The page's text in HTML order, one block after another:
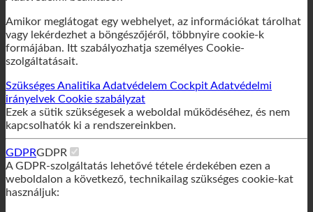
Amikor meglátogat egy webhelyet, az információkat tárolhat
vagy lekérdezhet a böngészőjéről, többnyire cookie-k
formájában. Itt szabályozhatja személyes Cookie-
SzükségesAnalitikaAdatvédelem Cockpit
irányelvekCookie szabályzat
Ezek a sütik szükségesek a weboldal működéséhez, és nem
kapcsolhatók ki a rendszereinkben.
GDPRGDPR
A GDPR-szolgáltatás lehetővé tétele érdekében ezen a
weboldalon a következő, technikailag szükséges cookie-kat